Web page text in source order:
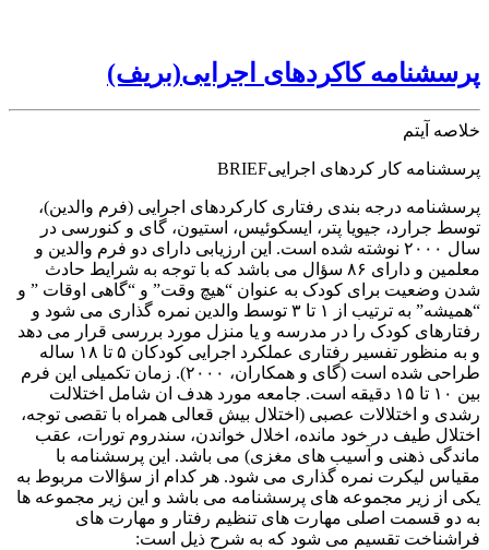
پرسشنامه کاکردهای اجرایی(بریف)
خلاصه آیتم
پرسشنامه کار کردهای اجراییBRIEF
پرسشنامه درجه بندی رفتاری کارکردهای اجرایی (فرم والدین)،
توسط جرارد، جیویا پتر، ایسکوئیس، استیون، گای و کنورسی در
سال ۲۰۰۰ نوشته شده است. این ارزیابی دارای دو فرم والدین و
معلمین و دارای ۸۶ سؤال می باشد که با توجه به شرایط حادث
شدن وضعیت برای کودک به عنوان “هیچ وقت” و “گاهی اوقات ” و
“همیشه” به ترتیب از ۱ تا ۳ توسط والدین نمره گذاری می شود و
رفتارهای کودک را در مدرسه و یا منزل مورد بررسی قرار می دهد
و به منظور تفسیر رفتاری عملکرد اجرایی کودکان ۵ تا ۱۸ ساله
طراحی شده است (گای و همکاران، ۲۰۰۰). زمان تکمیلی این فرم
بین ۱۰ تا ۱۵ دقیقه است. جامعه مورد هدف ان شامل اختلالت
رشدی و اختلالات عصبی (اختلال بیش قعالی همراه با تقصی توجه،
اختلال طیف در خود مانده، اخلال خواندن، سندروم تورات، عقب
ماندگی ذهنی و آسیب های مغزی) می باشد. این پرسشنامه با
مقیاس لیکرت نمره گذاری می شود. هر کدام از سؤالات مربوط به
یکی از زیر مجموعه های پرسشنامه می باشد و این زیر مجموعه ها
به دو قسمت اصلی مهارت های تنظیم رفتار و مهارت های
فراشناخت تقسیم می شود که به شرح ذیل است: